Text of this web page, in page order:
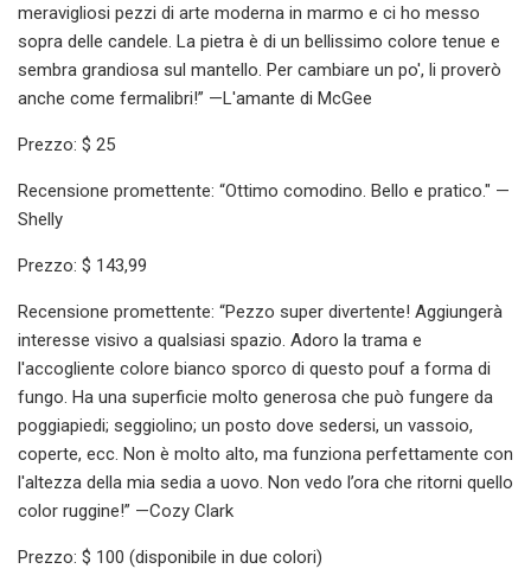
meravigliosi pezzi di arte moderna in marmo e ci ho messo
sopra delle candele. La pietra è di un bellissimo colore tenue e
sembra grandiosa sul mantello. Per cambiare un po', li proverò
anche come fermalibri!” —L'amante di McGee
Prezzo: $ 25
Recensione promettente: “Ottimo comodino. Bello e pratico." —
Shelly
Prezzo: $ 143,99
Recensione promettente: “Pezzo super divertente! Aggiungerà
interesse visivo a qualsiasi spazio. Adoro la trama e
l'accogliente colore bianco sporco di questo pouf a forma di
fungo. Ha una superficie molto generosa che può fungere da
poggiapiedi; seggiolino; un posto dove sedersi, un vassoio,
coperte, ecc. Non è molto alto, ma funziona perfettamente con
l'altezza della mia sedia a uovo. Non vedo l’ora che ritorni quello
color ruggine!” —Cozy Clark
Prezzo: $ 100 (disponibile in due colori)